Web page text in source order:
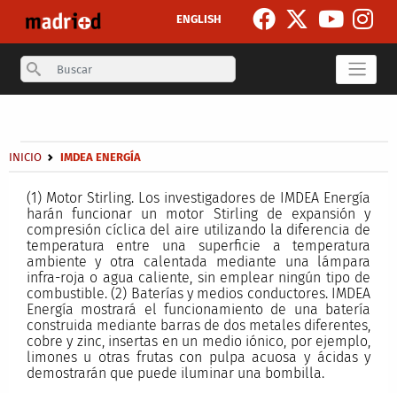
ENGLISH
Search
Sobrescribir enlaces de ayuda a la navegación
INICIO IMDEA ENERGÍA
(1) Motor Stirling. Los investigadores de IMDEA Energía
harán funcionar un motor Stirling de expansión y
compresión cíclica del aire utilizando la diferencia de
temperatura entre una superficie a temperatura
ambiente y otra calentada mediante una lámpara
infra-roja o agua caliente, sin emplear ningún tipo de
combustible. (2) Baterías y medios conductores. IMDEA
Energía mostrará el funcionamiento de una batería
construida mediante barras de dos metales diferentes,
cobre y zinc, insertas en un medio iónico, por ejemplo,
limones u otras frutas con pulpa acuosa y ácidas y
demostrarán que puede iluminar una bombilla.